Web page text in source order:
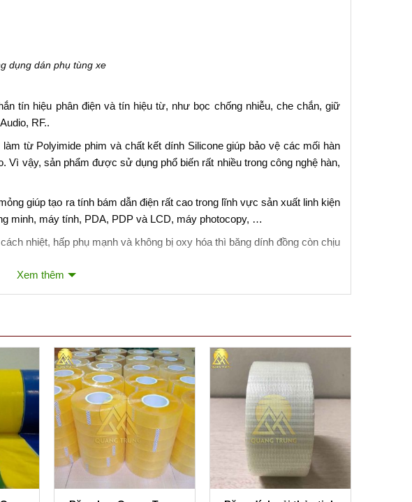
dụng dán phụ tùng xe
tín hiệu phân điện và tín hiệu từ, như bọc chống nhiễu, che chắn, giữ
RF..
từ Polyimide phim và chất kết dính Silicone giúp bảo vệ các mối hàn
Vì vậy, sản phẩm được sử dụng phổ biến rất nhiều trong công nghệ hàn,
giúp tạo ra tính bám dẫn điện rất cao trong lĩnh vực sản xuất linh kiện
minh, máy tính, PDA, PDP và LCD, máy photocopy, …
nhiệt, hấp phụ mạnh và không bị oxy hóa thì băng dính đồng còn chịu
Xem thêm